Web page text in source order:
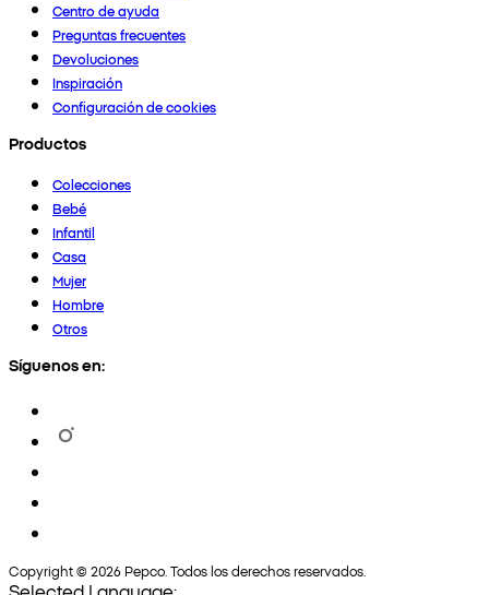
Centro de ayuda
Preguntas frecuentes
Devoluciones
Inspiración
Configuración de cookies
Productos
Colecciones
Bebé
Infantil
Casa
Mujer
Hombre
Otros
Síguenos en:
Copyright © 2026 Pepco. Todos los derechos reservados.